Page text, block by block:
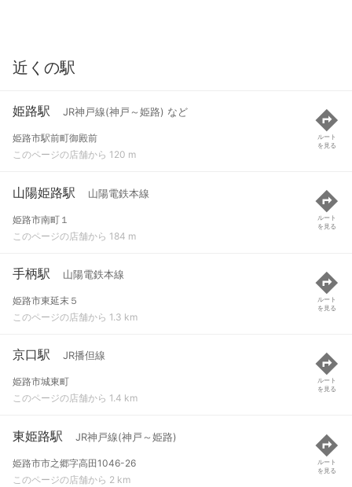
近くの駅
姫路駅 JR神戸線(神戸～姫路) など
姫路市駅前町御殿前
このページの店舗から 120 m
ルート
を見る
山陽姫路駅 山陽電鉄本線
姫路市南町１
このページの店舗から 184 m
ルート
を見る
手柄駅 山陽電鉄本線
姫路市東延末５
このページの店舗から 1.3 km
ルート
を見る
京口駅 JR播但線
姫路市城東町
このページの店舗から 1.4 km
ルート
を見る
東姫路駅 JR神戸線(神戸～姫路)
姫路市市之郷字高田1046-26
このページの店舗から 2 km
ルート
を見る